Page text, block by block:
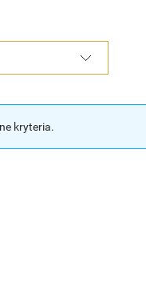
kryteria.